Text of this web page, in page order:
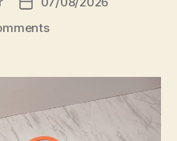
date on
Silaturahmi
Fikom
Unissula,